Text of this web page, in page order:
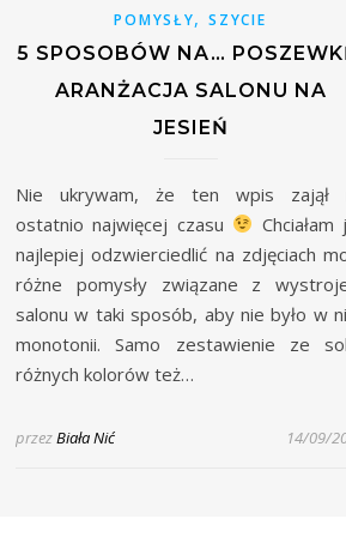
POMYSŁY,SZYCIE
5 SPOSOBÓW NA…
ARANŻACJA SALONU NA
JESIEŃ
Nie ukrywam, że ten wpis zajął
ostatnio najwięcej czasu
Chciałam
najlepiej odzwierciedlić na zdjęciach
różne pomysły związane z
salonu w taki sposób, aby nie było w
monotonii. Samo zestawienie ze
różnych kolorów też…
przezBiała Nić 14/09/